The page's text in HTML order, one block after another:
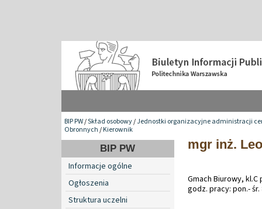
BIP PW/Skład osobowy/Jednostki organizacyjne administracji
Obronnych/Kierownik
BIP PW
Informacje ogólne
Ogłoszenia
Struktura uczelni
mgr inż.
Gmach Biurowy, kl.C
godz. pracy: pon.- śr.